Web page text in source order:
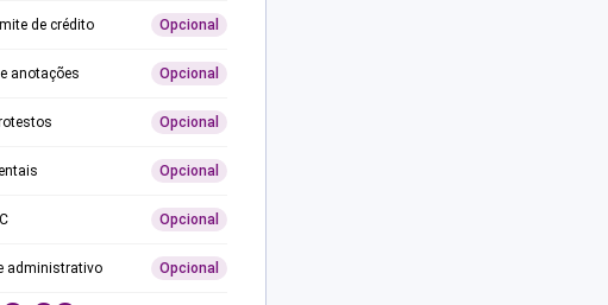
de crédito Opcional
anotações Opcional
Opcional
Opcional
Opcional
administrativo Opcional